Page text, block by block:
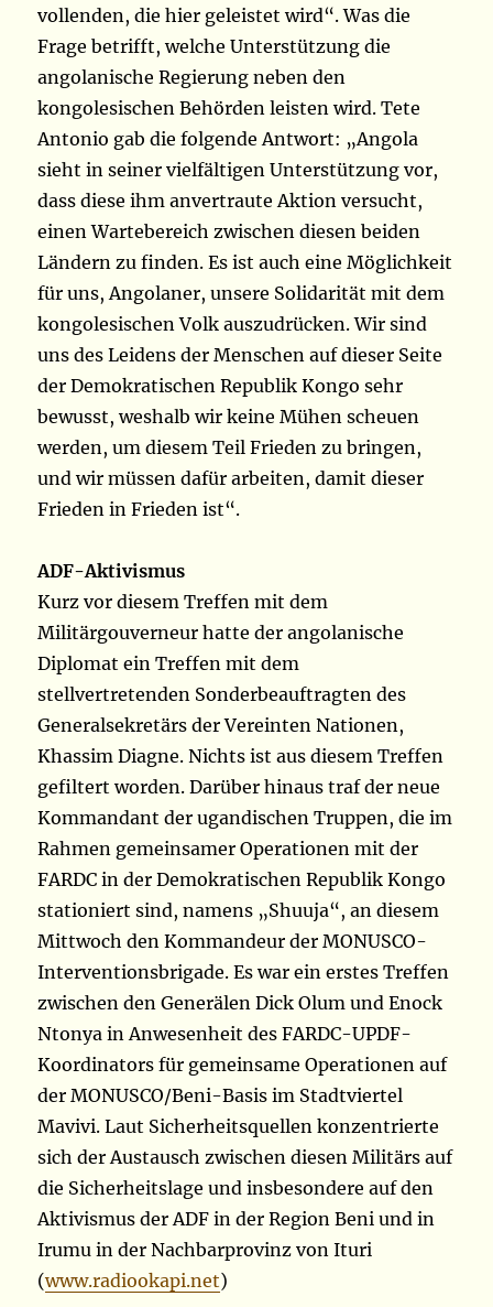
vollenden, die hier geleistet wird“. Was die
Frage betrifft, welche Unterstützung die
angolanische Regierung neben den
kongolesischen Behörden leisten wird. Tete
Antonio gab die folgende Antwort: „Angola
sieht in seiner vielfältigen Unterstützung vor,
dass diese ihm anvertraute Aktion versucht,
einen Wartebereich zwischen diesen beiden
Ländern zu finden. Es ist auch eine Möglichkeit
für uns, Angolaner, unsere Solidarität mit dem
kongolesischen Volk auszudrücken. Wir sind
uns des Leidens der Menschen auf dieser Seite
der Demokratischen Republik Kongo sehr
bewusst, weshalb wir keine Mühen scheuen
werden, um diesem Teil Frieden zu bringen,
und wir müssen dafür arbeiten, damit dieser
Frieden in Frieden ist“.
ADF-Aktivismus
Kurz vor diesem Treffen mit dem
Militärgouverneur hatte der angolanische
Diplomat ein Treffen mit dem
stellvertretenden Sonderbeauftragten des
Generalsekretärs der Vereinten Nationen,
Khassim Diagne. Nichts ist aus diesem Treffen
gefiltert worden. Darüber hinaus traf der neue
Kommandant der ugandischen Truppen, die im
Rahmen gemeinsamer Operationen mit der
FARDC in der Demokratischen Republik Kongo
stationiert sind, namens „Shuuja“, an diesem
Mittwoch den Kommandeur der MONUSCO-
Interventionsbrigade. Es war ein erstes Treffen
zwischen den Generälen Dick Olum und Enock
Ntonya in Anwesenheit des FARDC-UPDF-
Koordinators für gemeinsame Operationen auf
der MONUSCO/Beni-Basis im Stadtviertel
Mavivi. Laut Sicherheitsquellen konzentrierte
sich der Austausch zwischen diesen Militärs auf
die Sicherheitslage und insbesondere auf den
Aktivismus der ADF in der Region Beni und in
Irumu in der Nachbarprovinz von Ituri
(www.radiookapi.net)